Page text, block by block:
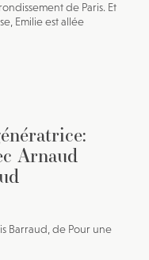
de Paris. Et
Emilie est allée
Arnaud
Barraud, de Pour une